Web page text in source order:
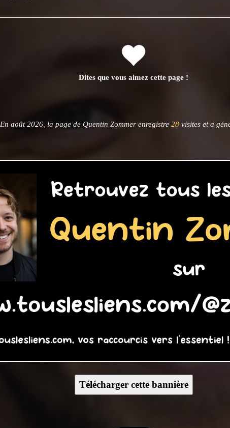
Dites que vous aimez cette page !
En août 2026, la page de Quentin Zommer enregistre 28 visites et a
Télécharger cette bannière